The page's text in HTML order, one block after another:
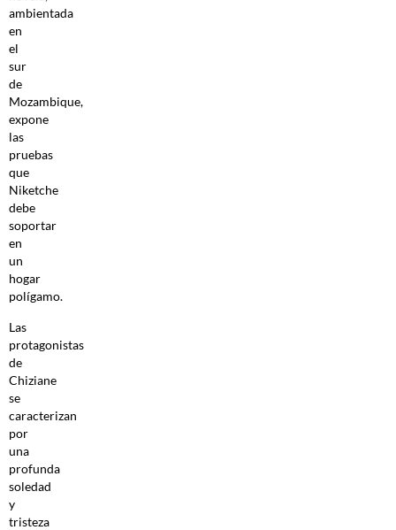
ambientada
en
el
sur
de
Mozambique,
expone
las
pruebas
que
Niketche
debe
soportar
en
un
hogar
polígamo.
Las
protagonistas
de
Chiziane
se
caracterizan
por
una
profunda
soledad
y
tristeza